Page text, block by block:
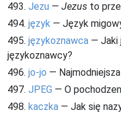
493. Jezu — Jezus to
494. język — Język
495. językoznawca — Jaki
językoznawcy?
496. jo-jo —
497. JPEG — O
498. kaczka — Jak się